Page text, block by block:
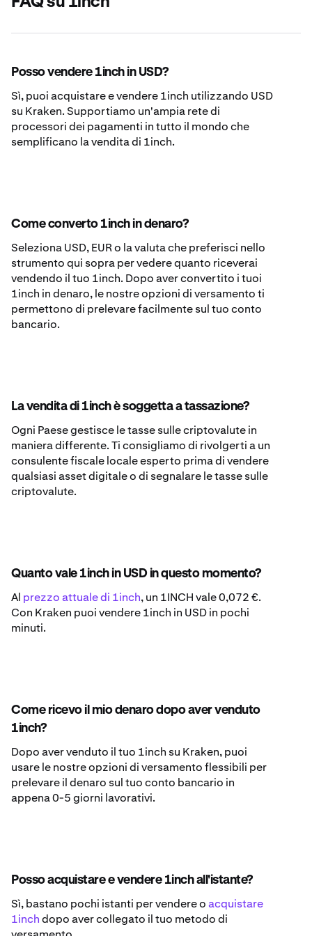
Posso vendere 1inch in USD?
Sì, puoi acquistare e vendere 1inch utilizzando USD
su Kraken. Supportiamo un'ampia rete di
processori dei pagamenti in tutto il mondo che
semplificano la vendita di 1inch.
Come converto 1inch in denaro?
Seleziona USD, EUR o la valuta che preferisci nello
strumento qui sopra per vedere quanto riceverai
vendendo il tuo 1inch. Dopo aver convertito i tuoi
1inch in denaro, le nostre opzioni di versamento ti
permettono di prelevare facilmente sul tuo conto
bancario.
La vendita di 1inch è soggetta a tassazione?
Ogni Paese gestisce le tasse sulle criptovalute in
maniera differente. Ti consigliamo di rivolgerti a un
consulente fiscale locale esperto prima di vendere
qualsiasi asset digitale o di segnalare le tasse sulle
criptovalute.
Quanto vale 1inch in USD in questo momento?
Al prezzo attuale di 1inch, un 1INCH vale 0,072 €.
Con Kraken puoi vendere 1inch in USD in pochi
minuti.
Come ricevo il mio denaro dopo aver venduto
1inch?
Dopo aver venduto il tuo 1inch su Kraken, puoi
usare le nostre opzioni di versamento flessibili per
prelevare il denaro sul tuo conto bancario in
appena 0-5 giorni lavorativi.
Posso acquistare e vendere 1inch all'istante?
Sì, bastano pochi istanti per vendere oacquistare
1inchdopo aver collegato il tuo metodo di